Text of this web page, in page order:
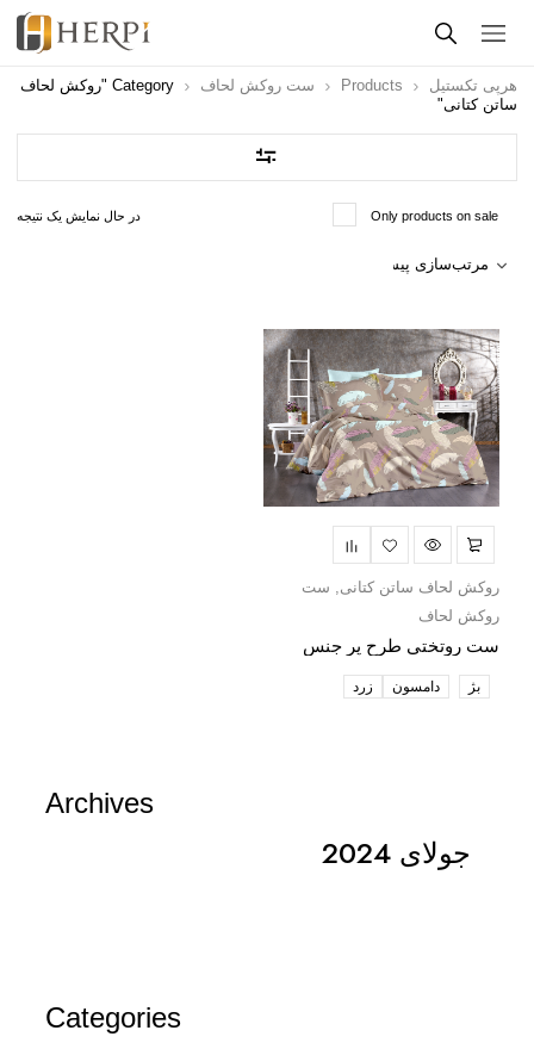
هرپی تکستیل Products ست روکش لحاف
Category "روکش لحاف
ساتن کتانی"
Only products on sale در حال نمایش یک نتیجه
روکش لحاف ساتن کتانی
ست
روکش لحاف
ست روتختی طرح پر جنس
بژ دامسون زرد
Archives
جولای 2024
Categories